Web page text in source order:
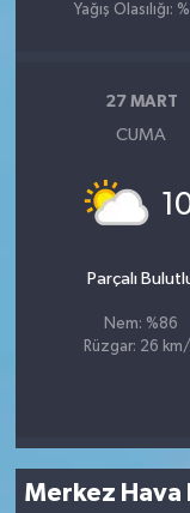
Yağış Olasılığı:
27 MART
CUMA
Parçalı
Nem: %86
Rüzgar: 26
Merkez Hava